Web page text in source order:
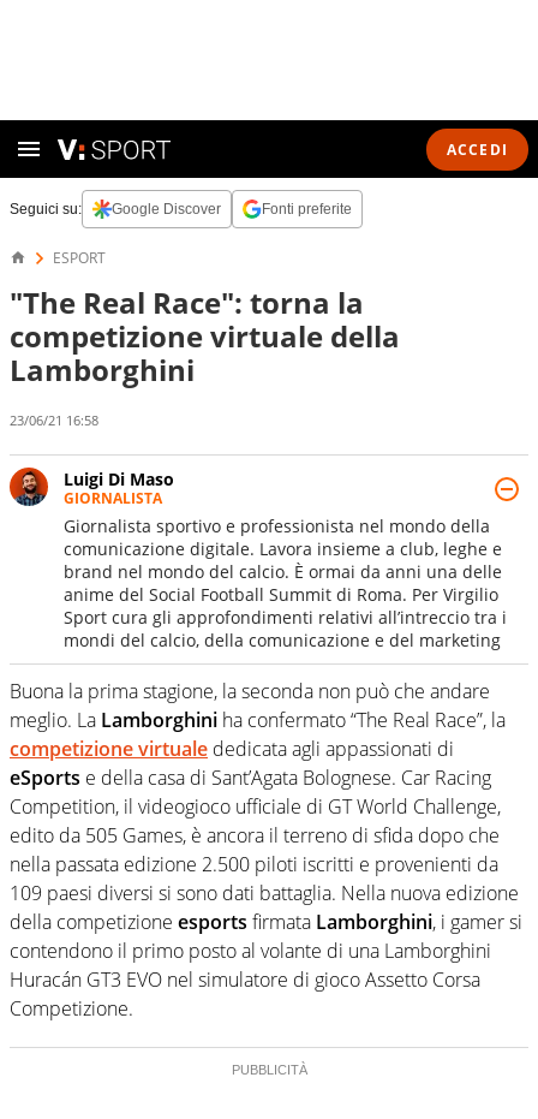
ACCEDI
Seguici su: Google Discover Fonti preferite
ESPORT
"The Real Race": torna la
competizione virtuale della
Lamborghini
23/06/21 16:58
Luigi Di Maso
GIORNALISTA
Giornalista sportivo e professionista nel mondo della
comunicazione digitale. Lavora insieme a club, leghe e
brand nel mondo del calcio. È ormai da anni una delle
anime del Social Football Summit di Roma. Per Virgilio
Sport cura gli approfondimenti relativi all’intreccio tra i
mondi del calcio, della comunicazione e del marketing
Buona la prima stagione, la seconda non può che andare
meglio. La Lamborghini ha confermato “The Real Race”, la
competizione virtuale dedicata agli appassionati di
eSports e della casa di Sant’Agata Bolognese. Car Racing
Competition, il videogioco ufficiale di GT World Challenge,
edito da 505 Games, è ancora il terreno di sfida dopo che
nella passata edizione 2.500 piloti iscritti e provenienti da
109 paesi diversi si sono dati battaglia. Nella nuova edizione
della competizione esports firmata Lamborghini, i gamer si
contendono il primo posto al volante di una Lamborghini
Huracán GT3 EVO nel simulatore di gioco Assetto Corsa
Competizione.